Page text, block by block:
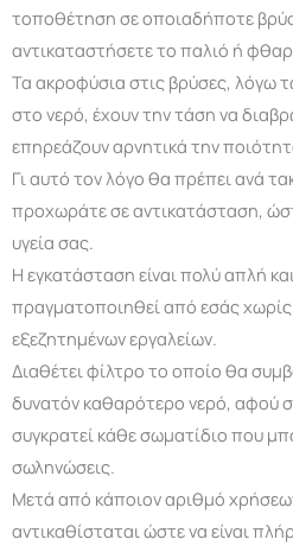
τοποθέτηση σε οποιαδήποτε
αντικαταστήσετε το παλιό ή
Τα ακροφύσια στις βρύσες, λόγω
στο νερό, έχουν την τάση να
επηρεάζουν αρνητικά την
Γι αυτό τον λόγο θα πρέπει ανά
προχωράτε σε αντικατάσταση,
υγεία σας.
Η εγκατάσταση είναι πολύ απλή
πραγματοποιηθεί από εσάς χωρίς
εξεζητημένων εργαλείων.
Διαθέτει φίλτρο το οποίο θα
δυνατόν καθαρότερο νερό, αφού
συγκρατεί κάθε σωματίδιο που
σωληνώσεις.
Μετά από κάποιον αριθμό
αντικαθίσταται ώστε να είναι